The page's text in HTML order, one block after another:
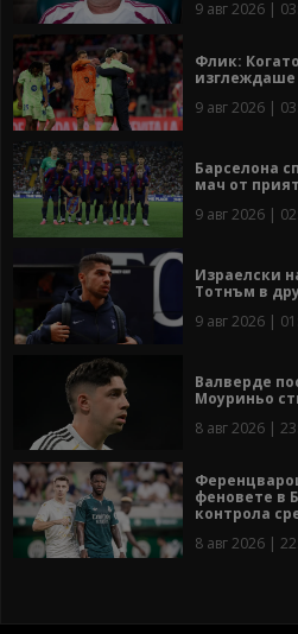
9 авг 2026 |
Флик:
9 авг 2026 |
Барселона
мач от
9 авг 2026 |
Израелски
Тотнъм в
9 авг 2026 |
Валверде
Моуриньо
8 авг 2026 |
феновете в
контрола
8 авг 2026 |